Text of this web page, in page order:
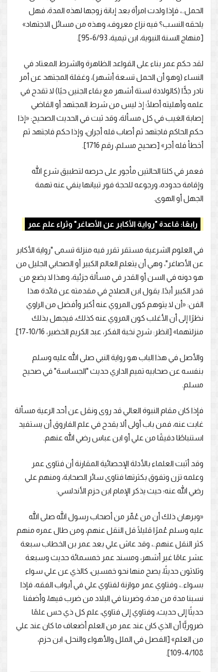
الحمل..، فإذا ولدت امرأة بعد إبانة زوجها لهذه المدة، فهل
يلحقه النسب؟ فيه نزاع معروف، وهذه من مسائل الاجتهاد»
[منهاج السنة النبوية، ابن تيمية، 6/93-95].
لقد حكم عمر بناء على القواعد الظاهرة والشرط المعتاد في
النساء (وهو أن الحمل تسعة أشهر)، وغفلة المجتهد عن أمر
نادر جدًّا (كالولادة لستة أشهر مع بقاء الجنين حيًا) لا تقدح في
علمه وأهليته أصلًا؛ إذ ليس من شرط المجتهد أو القاضي
إصابة الغيب في كل مسألة، وقد ثبت في الحديث الصحيح: «إذا
حكم الحاكم فاجتهد ثم أصاب فله أجران، وإذا حكم فاجتهد ثم
أخطأ فله أجر» [صحيح مسلم، رقم 1716].
فعمر في كلتا الحالتين مأجور على حرصه لتطبيق شرع الله
وإقامة حدوده، ورجوعه للحجة فور تبيانها ينفي عنه تهمة
الجهل أو الهوى.
رابعًا: قاعدة "رواية الأكابر عن الأصاغر" وثراء علم عمر
في العلوم الشرعية مستقر تقرر فيه منزلة تسمى "رواية الأكابر
عن الأصاغر"، وهي أن يتعلم العالم الكبير أو الصحابي الجليل من
هو دونه في السن أو القدر في مسألة جزئية، وهذا لا يضع من
قدر الكبير أبدًا. يقول ابن الصلاح في مقدمته عن فائدة هذا
الفن: «أن لا يتوهم كون المروي عنه أكبر وأفضل من الراوي
نظرًا إلى أن الأغلب كون المروي عنه كذلك، فيجهل بذلك
منزلتهما» [انظر: شرح نخبة الفكر، عبد الكريم الخضير، 10/16-17].
والأصل في هذا الباب هو رواية النبي صلى الله عليه وسلم
بنفسه عن صحابيه تميم الداري حديث "الجساسة" في صحيح
مسلم.
فإذا كان مقام النبوة العالي قد روى ونقل عن أحد الرعية مسألة
غابت عنه، فمن باب أولى ألا يقدح في علم الفاروق أن يستفيد
استنباطًا دقيقًا من علي أو ابن عباس رضي الله عنهم.
وقد أثبت العلماء بالأدلة الإحصائية المقارنة أن فتاوى عمر
وعلمه تزن وتفوق بكثرتها فتاوى سائر الصحابة، ومنهم علي
رضي الله عنه؛ حيث يذكر الإمام ابن حزم الأندلسي:
«وبرهان ذلك أن من عُمِّر من أصحاب رسول الله صلى الله
عليه وسلم عُمرًا قليلًا قل النقل عنهم، ومن طال عمره منهم
كثر النقل عنهم..، وقد عاش علي بعد عمر بن الخطاب سبعة
عشر عامًا غير أشهر، ومسند عمر خمسمائة حديث وسبعة
وثلاثون حديثًا، يصح منها نحو خمسين، كالذي عن علي سواء
بسواء..، وفتاوي عمر موازنة لفتاوي علي في أبواب الفقه، فإذا
نسبنا مدة من مدة، وضربنا في البلاد من ضرب فيها، وأضفنا
حديثًا إلى حديث، وفتاوي إلى فتاوي، علم كل ذي حس علمًا
ضروريًّا أن الذي كان عند عمر من العلم أضعاف ما كان عند علي
من العلم» [الفصل في الملل والأهواء والنحل، ابن حزم،
4/108-109].